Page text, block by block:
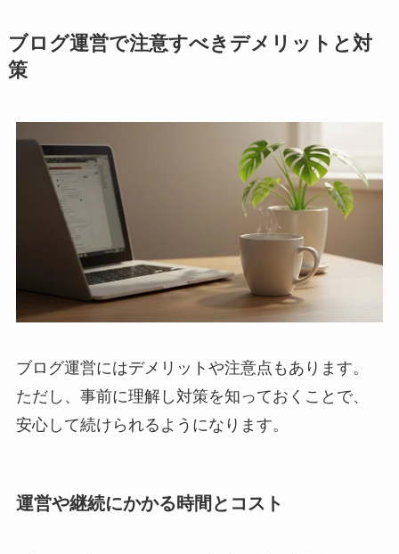
ブログ運営で注意すべきデメリットと対
策
ブログ運営にはデメリットや注意点もあります。
ただし、事前に理解し対策を知っておくことで、
安心して続けられるようになります。
運営や継続にかかる時間とコスト